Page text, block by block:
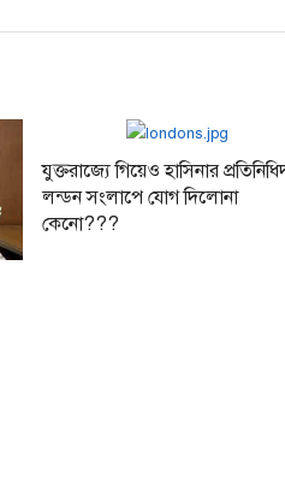
যুক্তরাজ্যে গিয়েও হাসিনার
লন্ডন সংলাপে যোগ দিলোনা
কেনো???